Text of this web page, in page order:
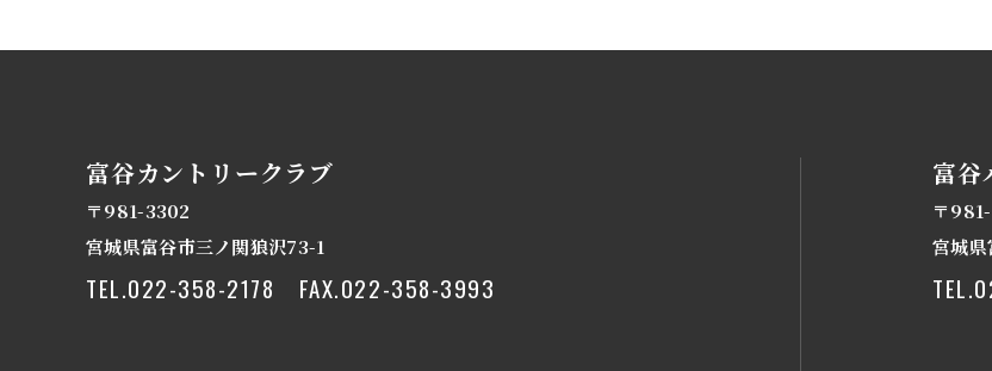
富谷カントリークラブ
〒981-3302
宮城県富谷市三ノ関狼沢73-1
TEL.022-358-2178 FAX.022-358-3993
富谷
〒
宮城
TEL.